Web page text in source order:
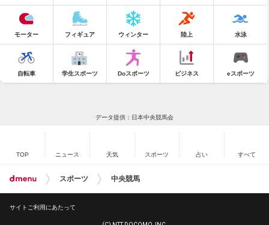
モーター フィギュア ウィンター 陸上 水泳
自転車 学生スポーツ Doスポーツ ビジネス eスポーツ
データ提供：日本中央競馬会
TOP ニュース 天気 スポーツ 占い すべて
スポーツ 中央競馬
サイトご利用にあたって